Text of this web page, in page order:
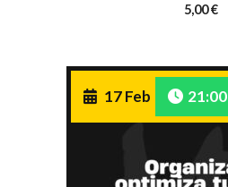
5,00€
17 Feb 21:00